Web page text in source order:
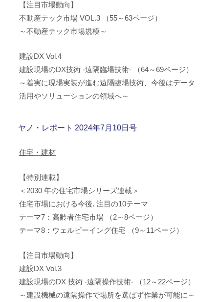
【注目市場動向】
不動産テック市場 VOL.3 （55～63ページ）
～不動産テック市場規模～
建設DX Vol.4
建設現場のDX技術 -遠隔臨場技術- （64～69ページ）
～着実に現場実装が進む遠隔臨場技術、今後はデータ
活用やソリューションの領域へ～
ヤノ・レポート 2024年7月10日号
住宅・建材
【特別連載】
＜2030 年の住宅市場シリーズ連載＞
住宅市場における今後､注目の10テーマ
テーマ7：高齢者住宅市場 （2～8ページ）
テーマ8：ウェルビーイング住宅 （9～11ページ）
【注目市場動向】
建設DX Vol.3
建設現場のDX 技術 -遠隔操作技術- （12～22ページ）
～建設機械の遠隔操作で場所を選ばず作業が可能に～